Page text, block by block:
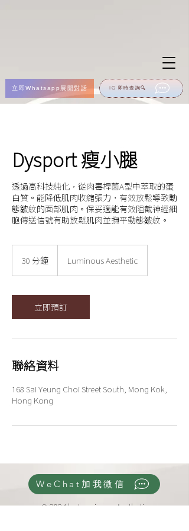
立即Whatsapp展開對話 IG 即時查詢🔍
Dysport 瘦小腿
透過高科技純化，從肉毒桿菌A型中萃取的蛋
白質。能降低肌肉收縮張力，有效放鬆導致動
態皺紋的面部肌肉。保妥適能有效阻截神經細
胞傳送信號有助放鬆肌肉並撫平動態皺紋。
30 分鐘
鐘
Luminous Aesthetic
立即預訂
聯絡資料
168 Sai Yeung Choi Street South, Mong Kok,
Hong Kong
WeChat加我微信
© 2024 by Luminous Aesthetic